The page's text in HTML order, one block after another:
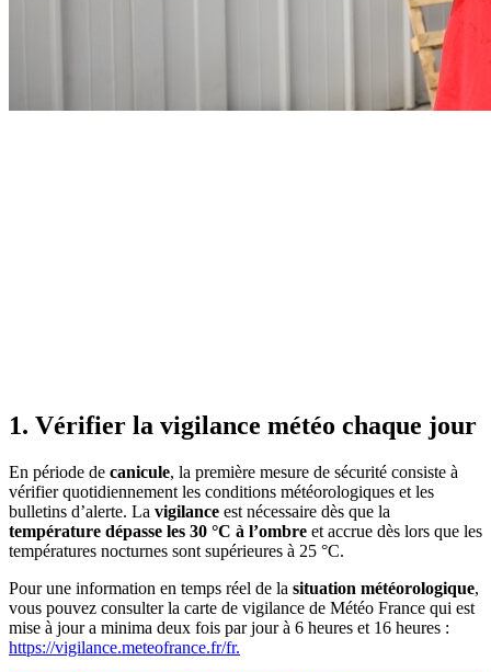
1. Vérifier la vigilance météo chaque jour
En période de canicule, la première mesure de sécurité consiste à
vérifier quotidiennement les conditions météorologiques et les
bulletins d’alerte. La vigilance est nécessaire dès que la
température dépasse les 30 °C à l’ombre et accrue dès lors que les
températures nocturnes sont supérieures à 25 °C.
Pour une information en temps réel de la situation météorologique,
vous pouvez consulter la carte de vigilance de Météo France qui est
mise à jour a minima deux fois par jour à 6 heures et 16 heures :
https://vigilance.meteofrance.fr/fr.